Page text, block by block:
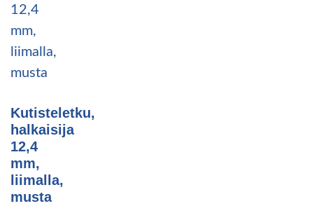
Kutisteletku,
halkaisija
12,4
mm,
liimalla,
musta